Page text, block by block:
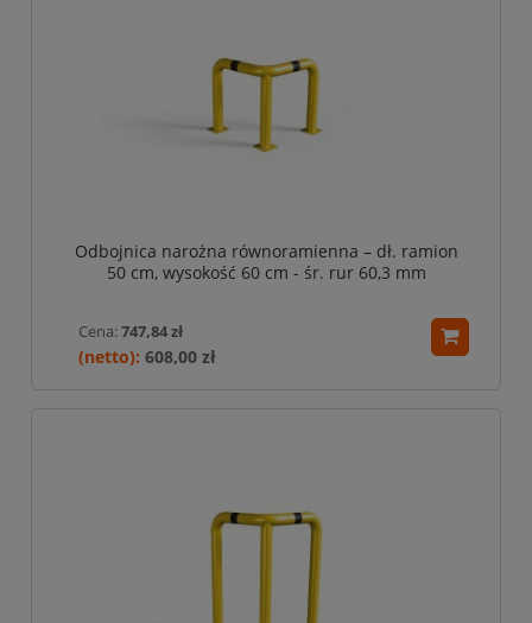
Odbojnica narożna równoramienna – dł. ramion
50 cm, wysokość 60 cm - śr. rur 60,3 mm
Cena:747,84 zł
608,00 zł